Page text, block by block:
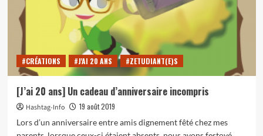
amateurs
#CRÉATIONS #J'AI 20 ANS #ZETUDIANT(E)S
[J’ai 20 ans] Un cadeau d’anniversaire incompris
Hashtag-Info
19 août 2019
Lors d’un anniversaire entre amis dignement fêté chez mes